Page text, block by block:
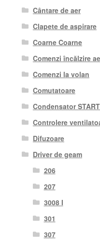
Cântare de aer
Clapete de aspirare
Coarne Coarne
Comenzi încălzire
Comenzi la volan
Comutatoare
Condensator
Controlere
Difuzoare
Driver de geam
206
207
3008 I
301
307